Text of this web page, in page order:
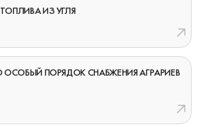
ИЗ УГЛЯ
ОСОБЫЙ ПОРЯДОК СНАБЖЕНИЯ АГРАРИЕВ